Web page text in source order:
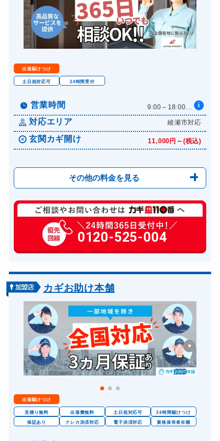
出張駆けつけ
土日祝対応可 24時間受付
営業時間 9:00～18:00... i
対応エリア 綾瀬市対応
玄関カギ開け 11,000円～(税込)
その他の料金を見る
玄関カギ修理 6,600円～(税込)
玄関カギ作成 14,300円～(税込)
玄関カギ交換 14,300円～(税込)
バイクカギ開け
バイクカギ作成 16,500円～(税込)
スーツケースカギ開け 8,800円～(税込)
スーツケースカギ作成 8,800円～(税込)
金庫カギ開け 14,300円～(税込)
金庫カギ修理 11,000円～(税込)
ロッカーカギ開け 8,800円～(税込)
ドアノブカギ開け 10,780円～(税込)
0120-525-004
カギお助け本舗
出張駆けつけ
見積り無料 出張費無料 土日祝対応可
24時間駆けつけ
保証あり
クレカ決済対応 電子決済対応 資格保有者在籍